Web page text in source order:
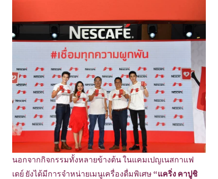
นอกจากกิจกรรมทั้งหลายข้างต้น ในแคมเปญเนสกาแฟ
เดย์ ยังได้มีการจำหน่ายเมนูเครื่องดื่มพิเศษ “แคริ่ง คาปูชิ